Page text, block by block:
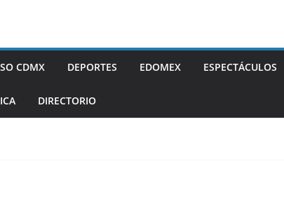
CDMX DEPORTES EDOMEX ESPECTÁCULOS
DIRECTORIO